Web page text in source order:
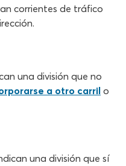
corrientes de tráfico
una división que no
a otro carril o
una división que sí